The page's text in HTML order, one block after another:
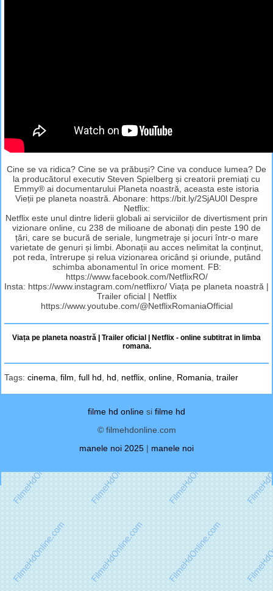
Cine se va ridica? Cine se va prăbuși? Cine va conduce lumea? De
la producătorul executiv Steven Spielberg și creatorii premiați cu
Emmy® ai documentarului Planeta noastră, aceasta este istoria
Vieții pe planeta noastră. Abonare: https://bit.ly/2SjAU0l Despre
Netflix:
Netflix este unul dintre liderii globali ai serviciilor de divertisment prin
vizionare online, cu 238 de milioane de abonați din peste 190 de
țări, care se bucură de seriale, lungmetraje și jocuri într-o mare
varietate de genuri și limbi. Abonații au acces nelimitat la conținut,
pot reda, întrerupe și relua vizionarea oricând și oriunde, putând
schimba abonamentul în orice moment. FB:
https://www.facebook.com/NetflixRO/
Insta: https://www.instagram.com/netflixro/ Viața pe planeta noastră |
Trailer oficial | Netflix
https://www.youtube.com/@NetflixRomaniaOfficial
Viața pe planeta noastră | Trailer oficial | Netflix - online subtitrat in limba
romana.
Tags: cinema film full hd hd netflix online Romania trailer
filme hd online si filme hd
© filmehdonline.com
manele noi 2025 | manele noi